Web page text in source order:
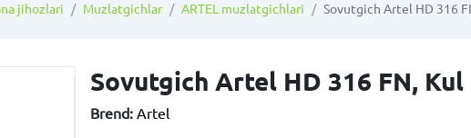
jihozlari Muzlatgichlar ARTEL muzlatgichlari Sovutgich Artel HD 316
Sovutgich Artel HD 316 FN, Kul
Brend: Artel